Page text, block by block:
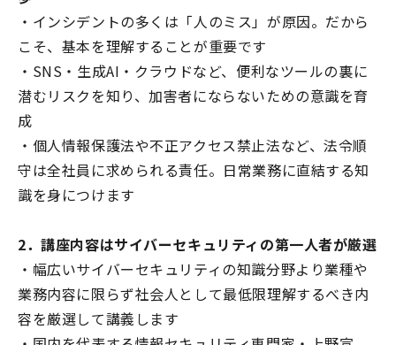
・インシデントの多くは「人のミス」が原因。だから
こそ、基本を理解することが重要です
・SNS・生成AI・クラウドなど、便利なツールの裏に
潜むリスクを知り、加害者にならないための意識を育
成
・個人情報保護法や不正アクセス禁止法など、法令順
守は全社員に求められる責任。日常業務に直結する知
識を身につけます
2．講座内容はサイバーセキュリティの第一人者が厳選
・幅広いサイバーセキュリティの知識分野より業種や
業務内容に限らず社会人として最低限理解するべき内
容を厳選して講義します